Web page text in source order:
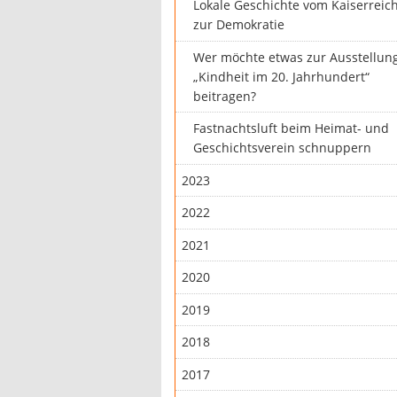
Lokale Geschichte vom
zur Demokratie
Wer möchte etwas zur
„Kindheit im 20. Jahrhundert“
beitragen?
Fastnachtsluft beim Heimat- und
Geschichtsverein schnuppern
2023
2022
2021
2020
2019
2018
2017